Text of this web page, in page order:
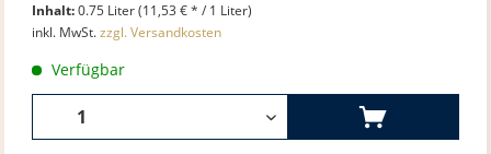
Inhalt:0.75 Liter (11,53 € * / 1 Liter)
inkl. MwSt.zzgl. Versandkosten
Verfügbar